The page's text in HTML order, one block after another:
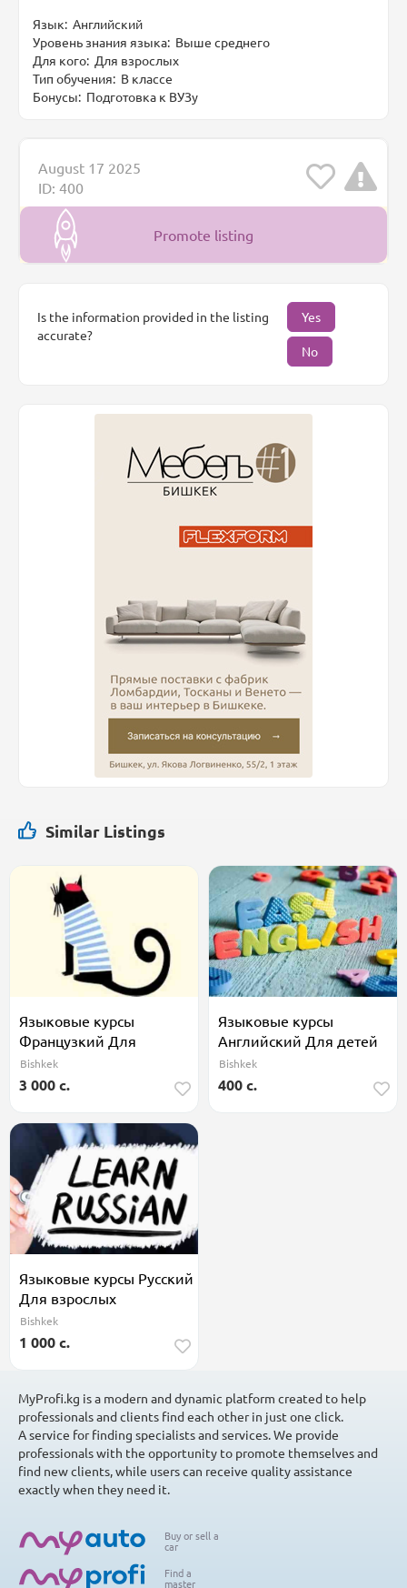
Язык: Английский
Уровень знания языка: Выше среднего
Для кого: Для взрослых
Тип обучения: В классе
Бонусы: Подготовка к ВУЗу
August 17 2025
ID: 400
Promote listing
Is the information provided in the listing
accurate?
Yes
No
Similar Listings
Языковые курсы
Французкий Для
взрослых, Для детей
Bishkek
3 000 c.
Языковые курсы
Английский Для детей
Bishkek
400 c.
Языковые курсы Русский
Для взрослых
Bishkek
1 000 c.
MyProfi.kg is a modern and dynamic platform created to help
professionals and clients find each other in just one click.
A service for finding specialists and services. We provide
professionals with the opportunity to promote themselves and
find new clients, while users can receive quality assistance
exactly when they need it.
Buy or sell a
car
Find a
master